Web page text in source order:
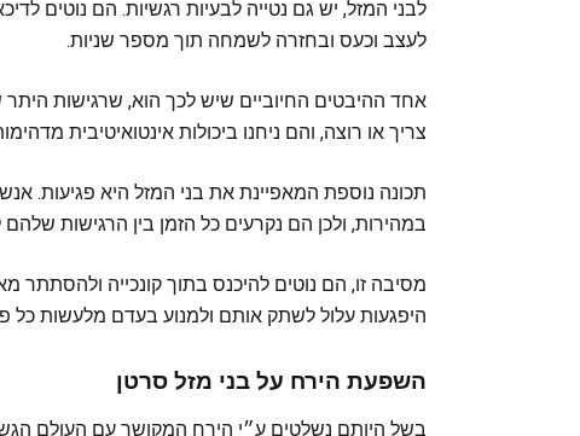
לבני המזל, יש גם נטייה לבעיות רגשיות. הם נוטים
לעצב וכעס ובחזרה לשמחה תוך מספר שניות.
אחד ההיבטים החיוביים שיש לכך הוא, שרגישות
צריך או רוצה, והם ניחנו ביכולות אינטואיטיבית
תכונה נוספת המאפיינת את בני המזל היא פגיעות.
במהירות, ולכן הם נקרעים כל הזמן בין הרגישות
מסיבה זו, הם נוטים להיכנס בתוך קונכייה
היפגעות עלול לשתק אותם ולמנוע בעדם מלעשות כל
השפעת הירח על בני מזל סרטן
בשל היותם נשלטים ע״י הירח המקושר עם העולם